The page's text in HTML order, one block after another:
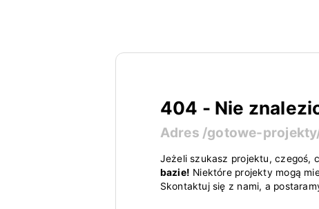
404 - Nie
Adres /gotowe-
Jeżeli szukasz projektu, czegoś,
bazie! Niektóre projekty mogą
Skontaktuj się z nami, a